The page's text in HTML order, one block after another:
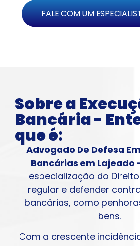
FALE COM UM
Sobre a
Bancária -
que é:
Advogado De Defesa
Bancárias em Lajeado
especialização do
regular e defender
bancárias, como
bens.
Com a crescente